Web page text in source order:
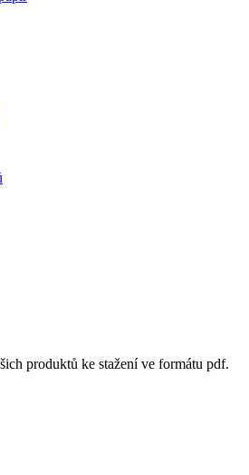
produktů ke stažení ve formátu pdf.